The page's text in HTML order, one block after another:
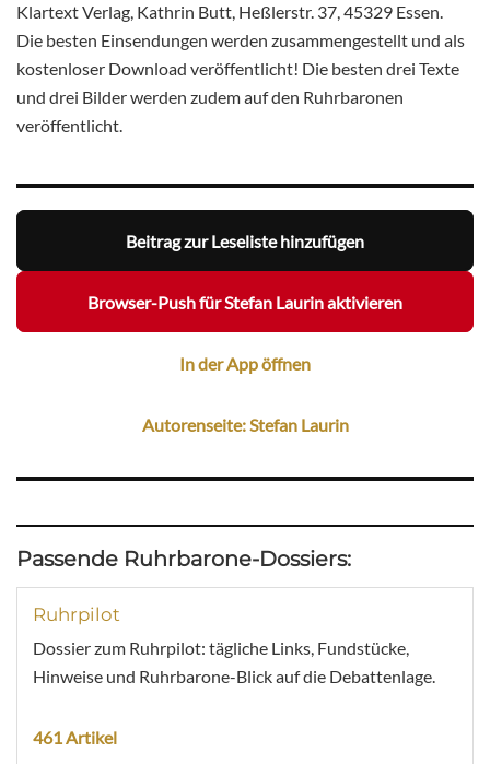
Klartext Verlag, Kathrin Butt, Heßlerstr. 37, 45329 Essen.
Die besten Einsendungen werden zusammengestellt und als
kostenloser Download veröffentlicht! Die besten drei Texte
und drei Bilder werden zudem auf den Ruhrbaronen
veröffentlicht.
Beitrag zur Leseliste hinzufügen
Browser-Push für Stefan Laurin aktivieren
In der App öffnen
Autorenseite: Stefan Laurin
Passende Ruhrbarone-Dossiers:
Ruhrpilot
Dossier zum Ruhrpilot: tägliche Links, Fundstücke,
Hinweise und Ruhrbarone-Blick auf die Debattenlage.
461 Artikel